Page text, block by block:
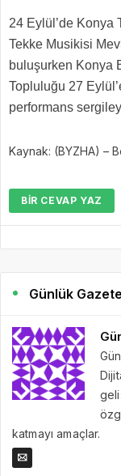
24 Eylül’de Konya
Tekke Musikisi
buluşurken Konya
Topluluğu 27
performans
Kaynak: (BYZHA) –
BIR CEVAP YAZ
Günlük
katmayı amaçlar.